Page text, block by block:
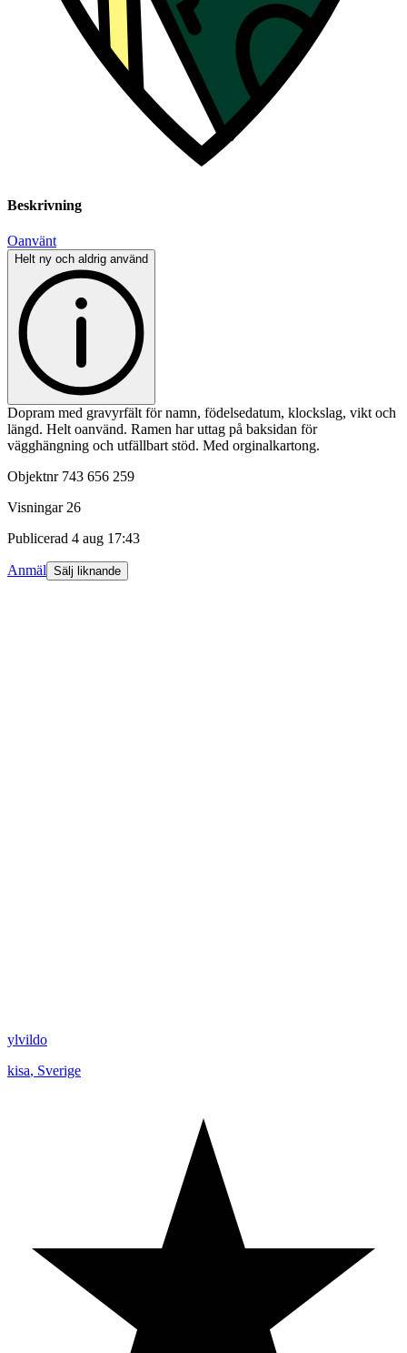
Beskrivning
Oanvänt
Helt ny och aldrig använd
Dopram med gravyrfält för namn, födelsedatum, klockslag, vikt och
längd. Helt oanvänd. Ramen har uttag på baksidan för
vägghängning och utfällbart stöd. Med orginalkartong.
Objektnr 743 656 259
Visningar 26
Publicerad 4 aug 17:43
Anmäl Sälj liknande
ylvildo
kisa, Sverige